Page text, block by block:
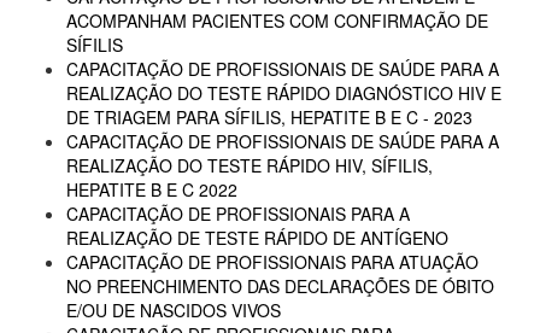
ACOMPANHAM PACIENTES COM CONFIRMAÇÃO DE
SÍFILIS
CAPACITAÇÃO DE PROFISSIONAIS DE SAÚDE PARA A
REALIZAÇÃO DO TESTE RÁPIDO DIAGNÓSTICO HIV E
DE TRIAGEM PARA SÍFILIS, HEPATITE B E C - 2023
CAPACITAÇÃO DE PROFISSIONAIS DE SAÚDE PARA A
REALIZAÇÃO DO TESTE RÁPIDO HIV, SÍFILIS,
HEPATITE B E C 2022
CAPACITAÇÃO DE PROFISSIONAIS PARA A
REALIZAÇÃO DE TESTE RÁPIDO DE ANTÍGENO
CAPACITAÇÃO DE PROFISSIONAIS PARA ATUAÇÃO
NO PREENCHIMENTO DAS DECLARAÇÕES DE ÓBITO
E/OU DE NASCIDOS VIVOS